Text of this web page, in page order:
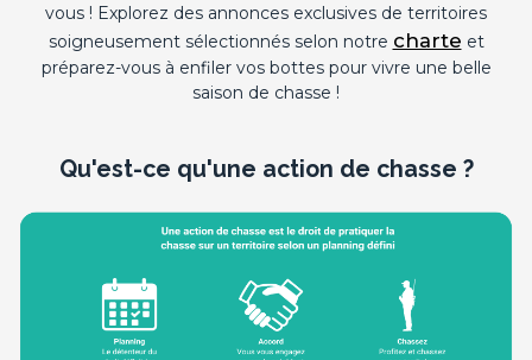
vous ! Explorez des annonces exclusives de territoires
soigneusement sélectionnés selon notre charte et
préparez-vous à enfiler vos bottes pour vivre une belle
saison de chasse !
Qu'est-ce qu'une action de chasse ?